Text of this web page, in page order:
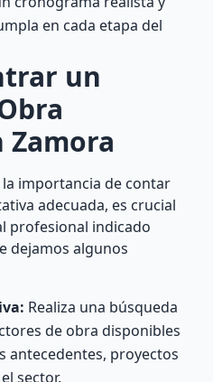
en cada etapa del
un
Zamora
importancia de contar
adecuada, es crucial
profesional indicado
dejamos algunos
Realiza una búsqueda
de obra disponibles
antecedentes, proyectos
sector.